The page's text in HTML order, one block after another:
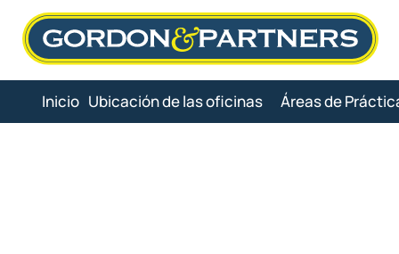
Skip
content
Inicio Ubicación de las oficinas Áreas de